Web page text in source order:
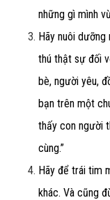
những gì mình
Hãy nuôi
thú thật sự đối
bè, người yêu,
bạn trên một
thấy con người
cùng.”
Hãy để trái tim
khác. Và cũng